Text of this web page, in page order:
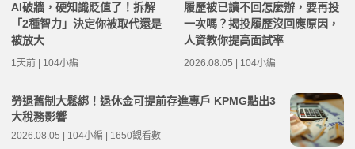
AI破牆，硬知識貶值了！拆解
「2種智力」決定你被取代還是
被放大
1天前 | 104小編
履歷被已讀不回怎麼辦，要再投
一次嗎？揭投履歷沒回應原因，
人資教你提高面試率
2026.08.05 | 104小編
勞退舊制大鬆綁！退休金可提前存進專戶 KPMG點出3
大稅務影響
2026.08.05 | 104小編 | 1650觀看數